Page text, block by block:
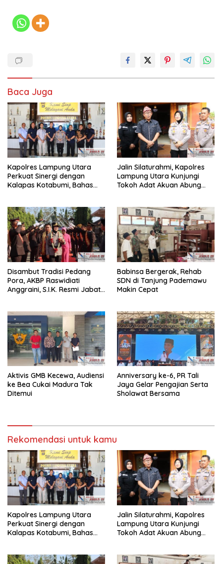
Baca Juga
Kapolres Lampung Utara
Perkuat Sinergi dengan
Kalapas Kotabumi, Bahas
Jalin Silaturahmi, Kapolres
Lampung Utara Kunjungi
Tokoh Adat Akuan Abung
Disambut Tradisi Pedang
Pora, AKBP Raswidiati
Anggraini, S.I.K. Resmi Jabat
Babinsa Bergerak, Rehab
SDN di Tanjung Pademawu
Makin Cepat
Aktivis GMB Kecewa, Audiensi
ke Bea Cukai Madura Tak
Ditemui
Anniversary ke-6, PR Tali
Jaya Gelar Pengajian Serta
Sholawat Bersama
Rekomendasi untuk kamu
Kapolres Lampung Utara
Perkuat Sinergi dengan
Kalapas Kotabumi, Bahas
Jalin Silaturahmi, Kapolres
Lampung Utara Kunjungi
Tokoh Adat Akuan Abung